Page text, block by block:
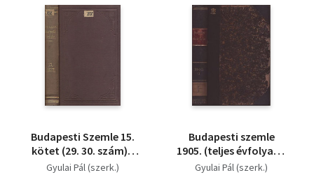
Budapesti Szemle 15.
kötet (29. 30. szám) -
1877
Gyulai Pál (szerk.)
Budapesti szemle
1905. (teljes évfolyam,
122. kötet, 340-342
Gyulai Pál (szerk.)